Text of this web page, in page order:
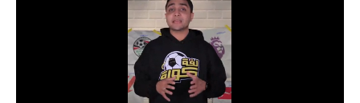
الدوري السعودي للمحترفين